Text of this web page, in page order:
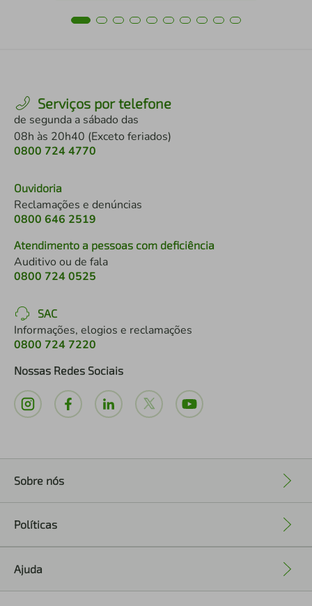
Serviços por telefone
de segunda a sábado das
08h às 20h40 (Exceto feriados)
0800 724 4770
Ouvidoria
Reclamações e denúncias
0800 646 2519
Atendimento a pessoas com deficiência
Auditivo ou de fala
0800 724 0525
SAC
Informações, elogios e reclamações
0800 724 7220
Nossas Redes Sociais
Sobre nós
Políticas
Ajuda